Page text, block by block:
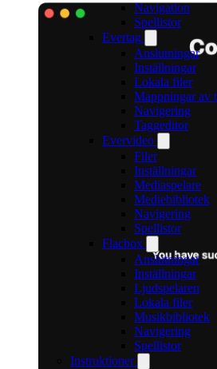
Navigation
Spellistor
Evertag
Anslutningar
Inställningar
Lokala filer
Mappningar av
Navigering
Taggeditor
Evervideo
Filer
Inställningar
Mediaspelare
Mediebibliotek
Navigering
Spellistor
Flacbox
Anslutningar
Inställningar
Ljudspelaren
Lokala filer
Musikbibliotek
Navigering
Spellistor
Instruktioner